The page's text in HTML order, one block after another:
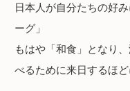
日本人が自分たちの好
ーグ」
もはや「和食」となり
べるために来日するほど